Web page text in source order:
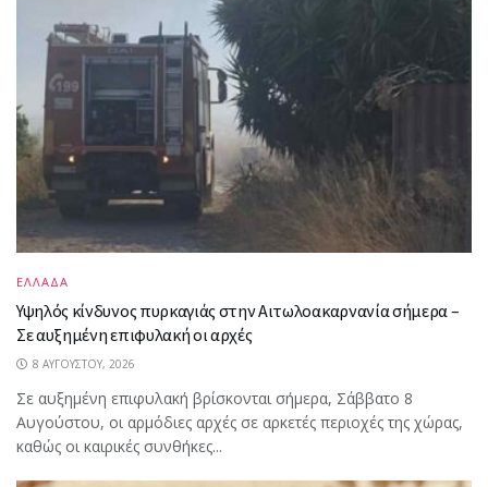
ΕΛΛΑΔΑ
Υψηλός κίνδυνος πυρκαγιάς στην Αιτωλοακαρνανία σήμερα –
Σε αυξημένη επιφυλακή οι αρχές
8 ΑΥΓΟΎΣΤΟΥ, 2026
Σε αυξημένη επιφυλακή βρίσκονται σήμερα, Σάββατο 8
Αυγούστου, οι αρμόδιες αρχές σε αρκετές περιοχές της χώρας,
καθώς οι καιρικές συνθήκες...